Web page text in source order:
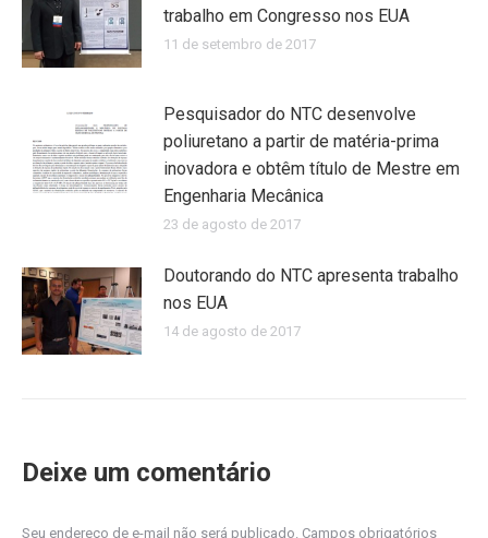
trabalho em Congresso nos EUA
11 de setembro de 2017
Pesquisador do NTC desenvolve
poliuretano a partir de matéria-prima
inovadora e obtêm título de Mestre em
Engenharia Mecânica
23 de agosto de 2017
Doutorando do NTC apresenta trabalho
nos EUA
14 de agosto de 2017
Deixe um comentário
Seu endereço de e-mail não será publicado. Campos obrigatórios